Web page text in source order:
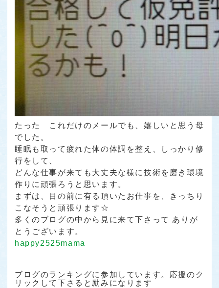
たった これだけのメールでも、嬉しいと思う母
でした。
睡眠も取って疲れた体の体調を整え、しっかり修
行をして、
どんな仕事が来ても大丈夫な様に技術を磨き環境
作りに頑張ろうと思います。
まずは、目の前に有る頂いたお仕事を、きっちり
こなそうと頑張ります☆
多くのブログの中から見に来て下さって ありが
とうございます。
happy2525mama
ブログのランキングに参加しています。応援のク
リックして下さると励みになります